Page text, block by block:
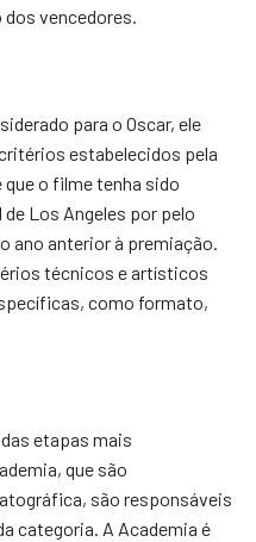
vencedores.
para o Oscar, ele
estabelecidos pela
o filme tenha sido
Los Angeles por pelo
ano anterior à premiação.
técnicos e artísticos
como formato,
etapas mais
que são
são responsáveis
categoria. A Academia é